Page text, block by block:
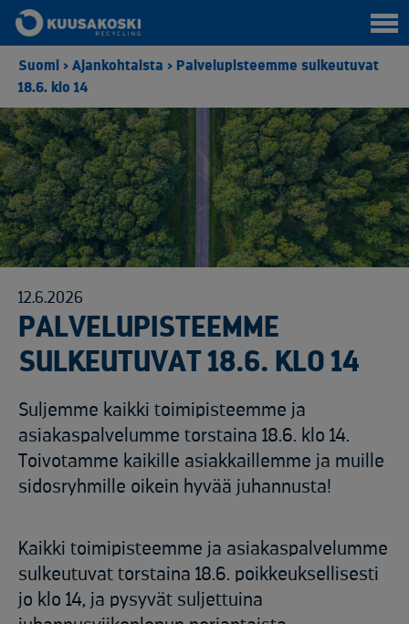
Suomi > Ajankohtaista > Palvelupisteemme sulkeutuvat
18.6. klo 14
12.6.2026
PALVELUPISTEEMME
SULKEUTUVAT 18.6. KLO 14
Suljemme kaikki toimipisteemme ja
asiakaspalvelumme torstaina 18.6. klo 14.
Toivotamme kaikille asiakkaillemme ja muille
sidosryhmille oikein hyvää juhannusta!
Kaikki toimipisteemme ja asiakaspalvelumme
sulkeutuvat torstaina 18.6. poikkeuksellisesti
jo klo 14, ja pysyvät suljettuina